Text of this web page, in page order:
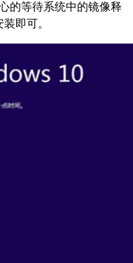
的等待系统中的镜像释
即可。